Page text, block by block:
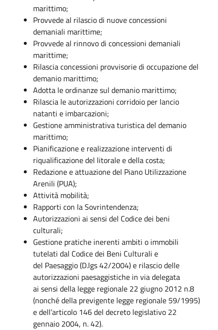
marittimo;
Provvede al rilascio di nuove concessioni
demaniali marittime;
Provvede al rinnovo di concessioni demaniali
marittime;
Rilascia concessioni provvisorie di occupazione del
demanio marittimo;
Adotta le ordinanze sul demanio marittimo;
Rilascia le autorizzazioni corridoio per lancio
natanti e imbarcazioni;
Gestione amministrativa turistica del demanio
marittimo;
Pianificazione e realizzazione interventi di
riqualificazione del litorale e della costa;
Redazione e attuazione del Piano Utilizzazione
Arenili (PUA);
Attività mobilità;
Rapporti con la Sovrintendenza;
Autorizzazioni ai sensi del Codice dei beni
culturali;
Gestione pratiche inerenti ambiti o immobili
tutelati dal Codice dei Beni Culturali e
del Paesaggio (D.lgs 42/2004) e rilascio delle
autorizzazioni paesaggistiche in via delegata
ai sensi della legge regionale 22 giugno 2012 n.8
(nonché della previgente legge regionale 59/1995)
e dell’articolo 146 del decreto legislativo 22
gennaio 2004, n. 42).